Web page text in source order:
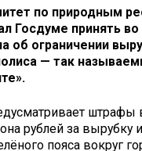
по природным
Госдуме принять
об ограничении
— так
штрафы
рублей за вырубку
пояса вокруг